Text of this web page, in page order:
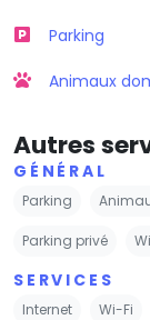
Parking
Animaux
Autres
GÉNÉRAL
Parking
Parking privé
SERVICES
Internet Wi-Fi